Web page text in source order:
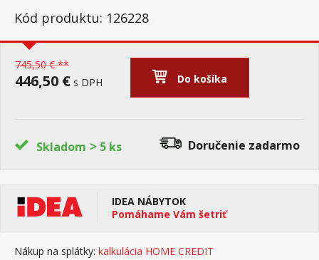
Kód produktu: 126228
745,50 € **
446,50 € s DPH Do košíka
Skladom > 5 ks Doručenie zadarmo
IDEA NÁBYTOK
Pomáhame Vám šetriť
Nákup na splátky: kalkulácia HOME CREDIT